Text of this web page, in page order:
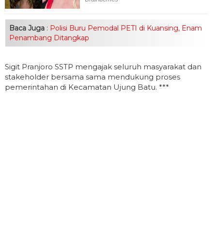
Baca Juga : Polisi Buru Pemodal PETI di Kuansing, Enam
Penambang Ditangkap
Sigit Pranjoro SSTP mengajak seluruh masyarakat dan
stakeholder bersama sama mendukung proses
pemerintahan di Kecamatan Ujung Batu. ***